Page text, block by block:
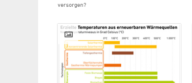
versorgen?